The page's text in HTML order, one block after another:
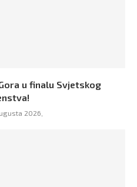
u finalu Svjetskog
2026,